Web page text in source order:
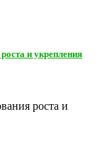
и укрепления
роста и